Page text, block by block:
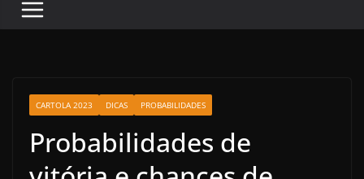
CARTOLA 2023 DICAS PROBABILIDADES
Probabilidades de